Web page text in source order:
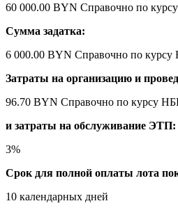
60 000.00 BYN Справочно по
Сумма задатка:
6 000.00 BYN Справочно по
Затраты на организацию и
96.70 BYN Справочно по курсу
и затраты на обслуживание ЭТП:
3%
Срок для полной оплаты лота
10 календарных дней